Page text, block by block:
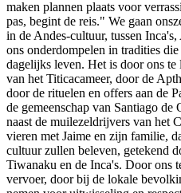
maken plannen plaats voor
pas, begint de reis." We gaan
in de Andes-cultuur, tussen
ons onderdompelen in tradities
dagelijks leven. Het is door ons
van het Titicacameer, door de
door de rituelen en offers aan de
de gemeenschap van Santiago
naast de muilezeldrijvers van het
vieren met Jaime en zijn familie,
cultuur zullen beleven, getekend
Tiwanaku en de Inca's. Door ons
vervoer, door bij de lokale